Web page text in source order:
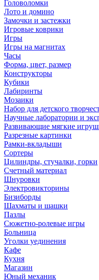
Головоломки
Лото и домино
Замочки и застежки
Игровые коврики
Игры
Игры на магнитах
Часы
Форма, цвет, размер
Конструкторы
Кубики
Лабиринты
Мозаики
Набор для детского
Научные лаборатории и
Развивающие мягкие
Разрезные картинки
Рамки-вкладыши
Сортеры
Цилиндры, стучалки, горки
Счетный материал
Шнуровки
Электровикторины
Бизиборды
Шахматы и шашки
Пазлы
Сюжетно-ролевые игры
Больница
Уголки уединения
Кафе
Кухня
Магазин
Юный механик